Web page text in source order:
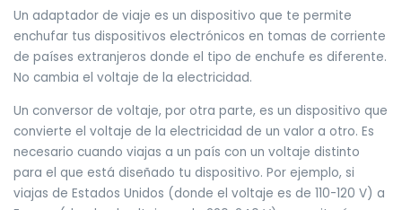
Un adaptador de viaje es un dispositivo que te permite
enchufar tus dispositivos electrónicos en tomas de corriente
de países extranjeros donde el tipo de enchufe es diferente.
No cambia el voltaje de la electricidad.
Un conversor de voltaje, por otra parte, es un dispositivo que
convierte el voltaje de la electricidad de un valor a otro. Es
necesario cuando viajas a un país con un voltaje distinto
para el que está diseñado tu dispositivo. Por ejemplo, si
viajas de Estados Unidos (donde el voltaje es de 110-120 V) a